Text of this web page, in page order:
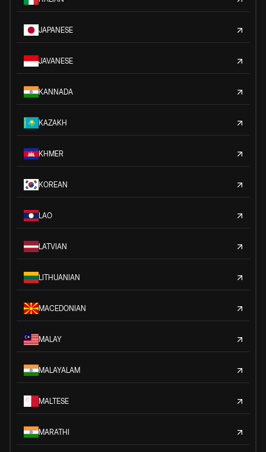
JAPANESE
JAVANESE
KANNADA
KAZAKH
KHMER
KOREAN
LAO
LATVIAN
LITHUANIAN
MACEDONIAN
MALAY
MALAYALAM
MALTESE
MARATHI